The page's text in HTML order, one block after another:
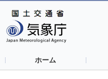
ホーム